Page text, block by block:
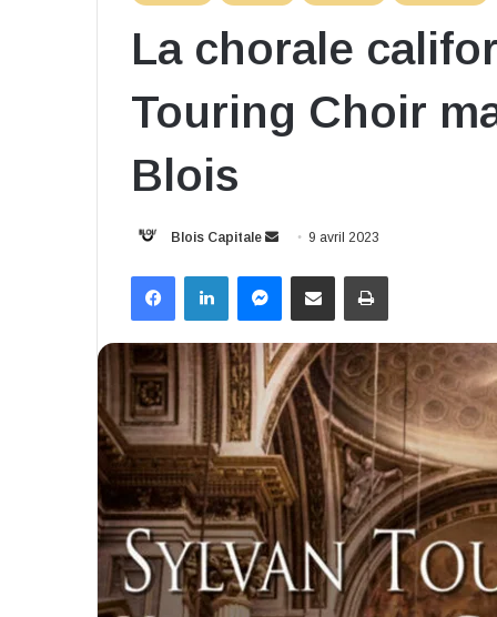
La chorale
Touring Choir
Blois
Blois Capitale
Envoyer
courriel
9 avril 2023
FacebookLinkedinMessenger
Partager par email Imprimer